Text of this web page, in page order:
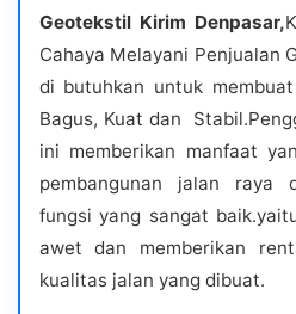
Geotekstil Kirim Denpasar,
Cahaya Melayani Penjualan
di butuhkan untuk
Bagus, Kuat dan
ini memberikan manfaat
pembangunan jalan raya
fungsi yang sangat
awet dan memberikan
kualitas jalan yang dibuat.